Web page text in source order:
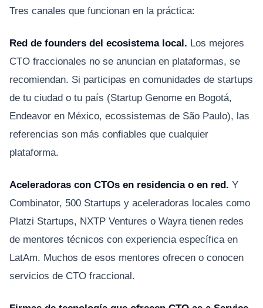
Tres canales que funcionan en la práctica:
Red de founders del ecosistema local. Los mejores
CTO fraccionales no se anuncian en plataformas, se
recomiendan. Si participas en comunidades de startups
de tu ciudad o tu país (Startup Genome en Bogotá,
Endeavor en México, ecossistemas de São Paulo), las
referencias son más confiables que cualquier
plataforma.
Aceleradoras con CTOs en residencia o en red. Y
Combinator, 500 Startups y aceleradoras locales como
Platzi Startups, NXTP Ventures o Wayra tienen redes
de mentores técnicos con experiencia específica en
LatAm. Muchos de esos mentores ofrecen o conocen
servicios de CTO fraccional.